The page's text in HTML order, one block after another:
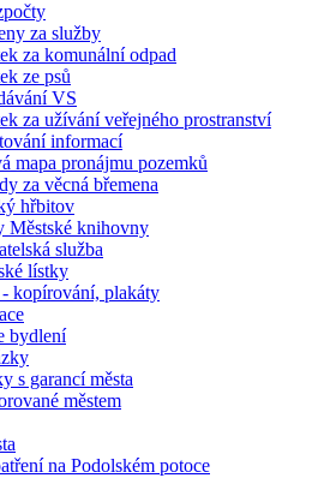
za služby
za komunální odpad
ze psů
VS
za užívání veřejného prostranství
informací
mapa pronájmu pozemků
za věcná břemena
hřbitov
Městské knihovny
služba
lístky
kopírování, plakáty
bydlení
s garancí města
městem
na Podolském potoce